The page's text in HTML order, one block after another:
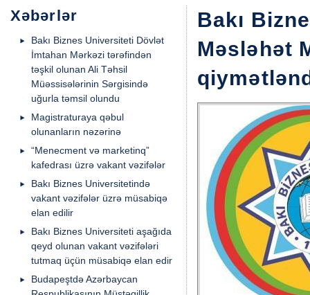
Xəbərlər
Bakı Biznes Universiteti Dövlət
İmtahan Mərkəzi tərəfindən
təşkil olunan Ali Təhsil
Müəssisələrinin Sərgisində
uğurla təmsil olundu
Magistraturaya qəbul
olunanların nəzərinə
“Menecment və marketinq”
kafedrası üzrə vakant vəzifələr
Bakı Biznes Universitetində
vakant vəzifələr üzrə müsabiqə
elan edilir
Bakı Biznes Universiteti aşağıda
qeyd olunan vakant vəzifələri
tutmaq üçün müsabiqə elan edir
Budapeştdə Azərbaycan
Bakı
Məsləhət